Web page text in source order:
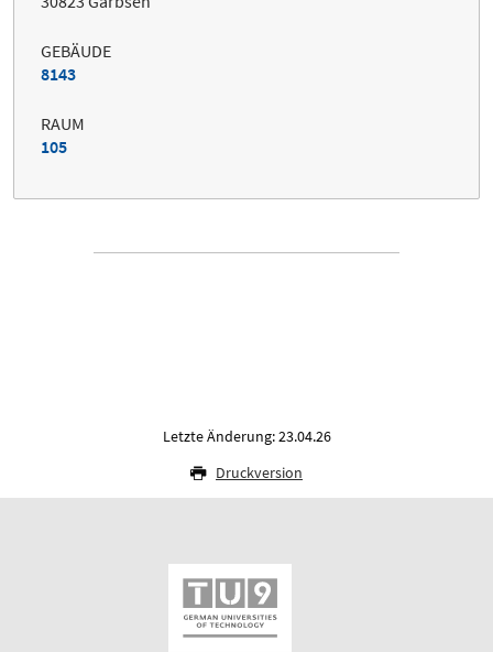
GEBÄUDE
8143
RAUM
105
Letzte Änderung: 23.04.26
Druckversion